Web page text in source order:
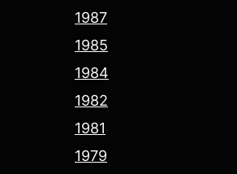
1987
1985
1984
1982
1981
1979